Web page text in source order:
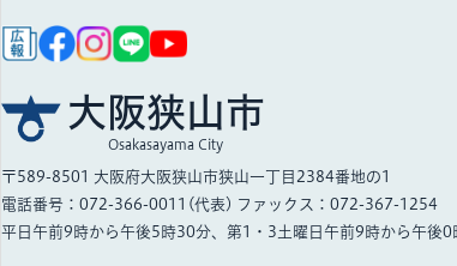
大阪狭山市
Osakasayama City
〒589-8501
大阪府大阪狭山市狭山一丁目2384番地の1
電話番号：072-366-0011(代表) ファックス：072-367-1254
平日午前9時から午後5時30分、第1・3土曜日午前9時から午後0